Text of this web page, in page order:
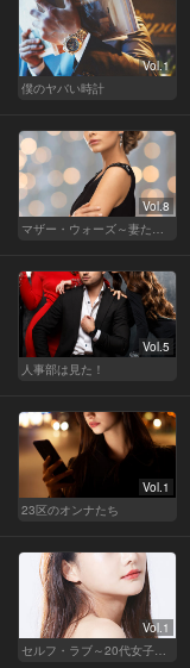
Vol.1
僕のヤバい時計
Vol.8
マザー・ウォーズ～妻たちの階級闘争～
Vol.5
人事部は見た！
Vol.1
23区のオンナたち
Vol.1
セルフ・ラブ～20代女子の矛盾～